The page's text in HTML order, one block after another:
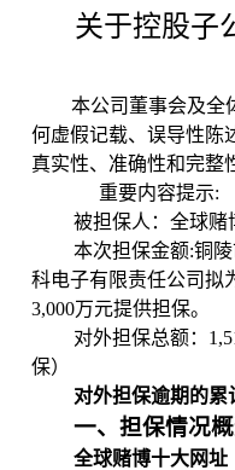
关于控股子
本公司董事会及全
何虚假记载、误导性陈
真实性、准确性和完整
重要内容提示:
被担保人：全球赌
本次担保金额:铜
科电子有限责任公司拟
3,000万元提供担保。
对外担保总额：
保）
对外担保逾期的累
一、担保情况
全球赌博十大网